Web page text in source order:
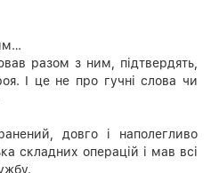
разом з ним, підтвердять,
І це не про гучні слова чи
довго і наполегливо
складних операцій і мав всі